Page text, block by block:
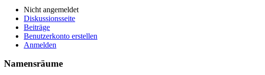
Nicht angemeldet
Diskussionsseite
Beiträge
Benutzerkonto erstellen
Anmelden
Namensräume